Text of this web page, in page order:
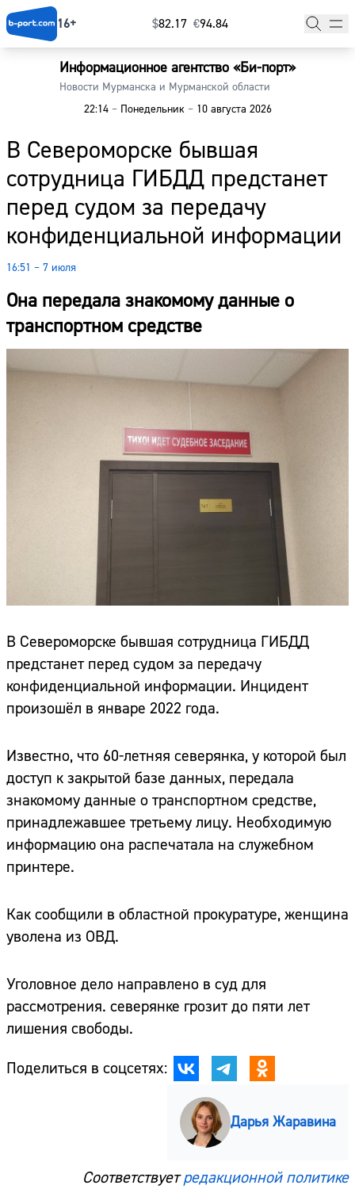
16+ $⁠82.17 €⁠94.84
Информационное агентство «Би-порт»
Новости Мурманска и Мурманской области
22:14 –Понедельник –10 августа 2026
В Североморске бывшая
сотрудница ГИБДД предстанет
перед судом за передачу
конфиденциальной информации
16:51 – 7 июля
Она передала знакомому данные о
транспортном средстве
В Североморске бывшая сотрудница ГИБДД
предстанет перед судом за передачу
конфиденциальной информации. Инцидент
произошёл в январе 2022 года.
Известно, что 60-летняя северянка, у которой был
доступ к закрытой базе данных, передала
знакомому данные о транспортном средстве,
принадлежавшее третьему лицу. Необходимую
информацию она распечатала на служебном
принтере.
Как сообщили в областной прокуратуре, женщина
уволена из ОВД.
Уголовное дело направлено в суд для
рассмотрения. северянке грозит до пяти лет
лишения свободы.
Поделиться в соцсетях:
Дарья Жаравина
Соответствуетредакционной политике
Главная
Наши гости
Фоторепортажи
Погода
Курсы валют